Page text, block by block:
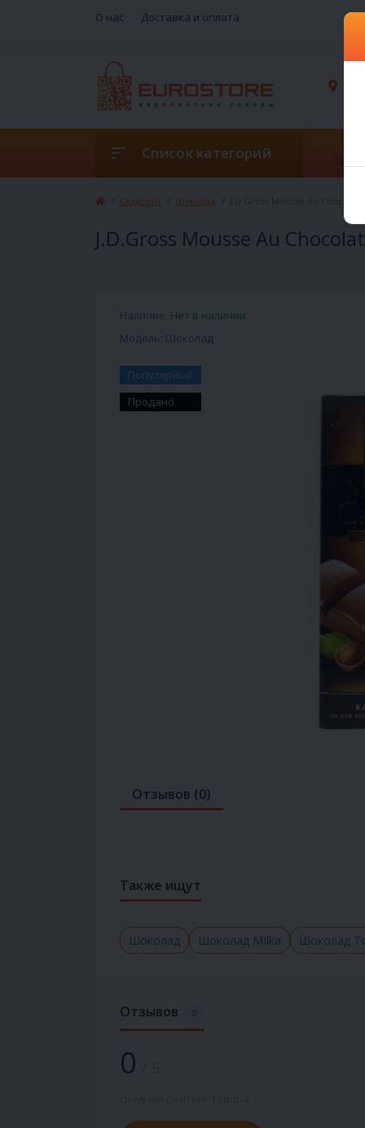
О нас Доставка и оплата
Список категорий
Сладости Шоколад
J.D.Gross Mousse Au
Наличие: Нет в наличии
Модель: Шоколад
Популярный
Продано
Отзывов (0)
Также ищут
Шоколад Шоколад MIlka Шоколад
Отзывов
0